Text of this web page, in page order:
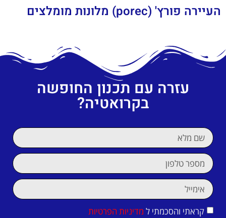
העיירה פורץ' (porec) מלונות מומלצים
עזרה עם תכנון החופשה
בקרואטיה?
קראתי והסכמתי ל מדיניות הפרטיות